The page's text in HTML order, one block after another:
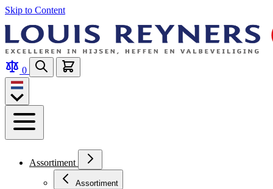
Skip to Content
0
Assortiment
Assortiment